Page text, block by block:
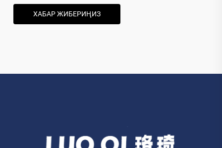
ХАБАР ЖИБЕРИҢИЗ